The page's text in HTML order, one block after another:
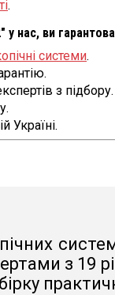
.
у нас, ви
системи.
з підбору.
Україні.
з 19